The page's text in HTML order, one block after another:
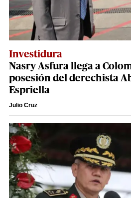
Investidura
Nasry Asfura llega a
posesión del derechista
Espriella
Julio Cruz